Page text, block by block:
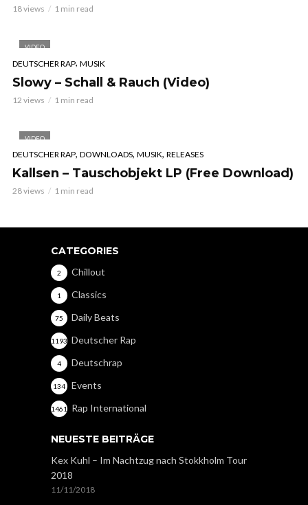
18 views 1 min read
VIDEO
DEUTSCHER RAP, MUSIK
Slowy – Schall & Rauch (Video)
12 views 1 min read
VIDEO
DEUTSCHER RAP, DOWNLOADS, MUSIK, RELEASES
Kallsen – Tauschobjekt LP (Free Download)
28 views 1 min read
CATEGORIES
Chillout
2
Classics
1
Daily Beats
75
Deutscher Rap
1193
Deutschrap
4
Events
134
Rap International
1461
NEUESTE BEITRÄGE
Kex Kuhl – Im Nachtzug nach Stokkholm Tour
2018
11/11/2018